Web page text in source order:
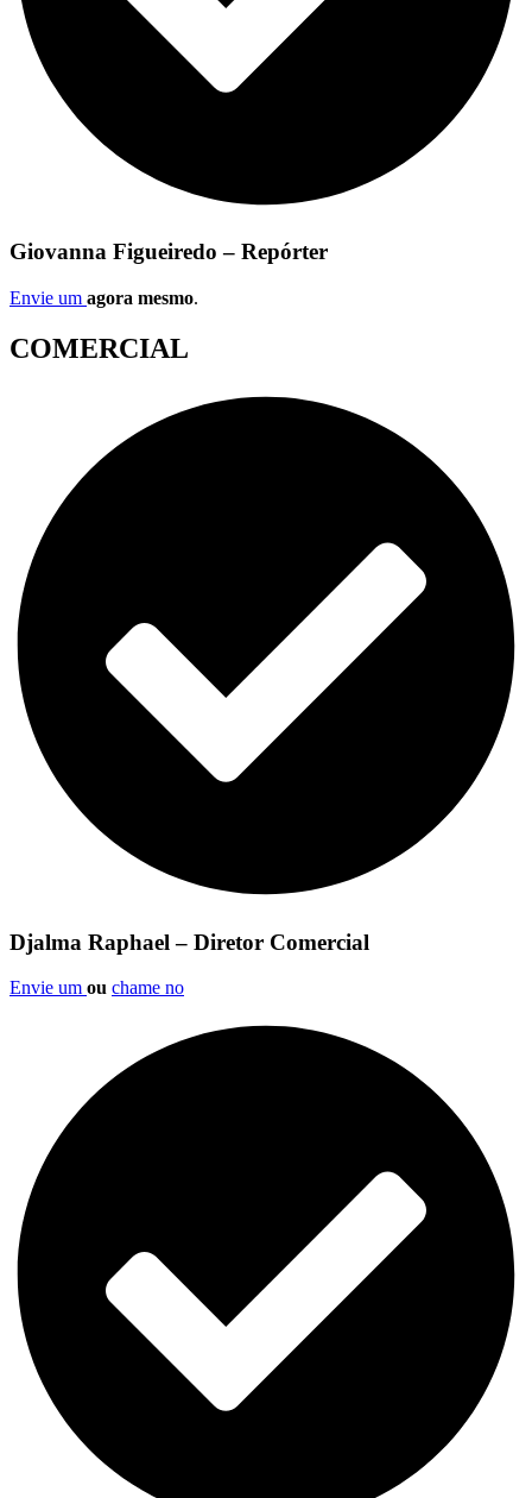
Giovanna Figueiredo – Repórter
Envie um agora mesmo.
COMERCIAL
Djalma Raphael – Diretor Comercial
Envie um ou chame no